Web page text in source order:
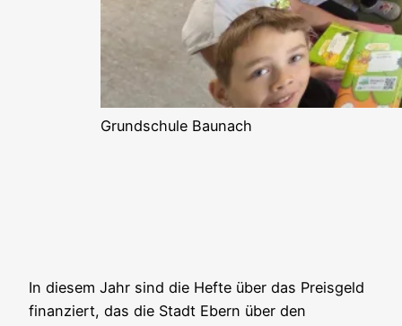
Grundschule Baunach
In diesem Jahr sind die Hefte über das Preisgeld
finanziert, das die Stadt Ebern über den